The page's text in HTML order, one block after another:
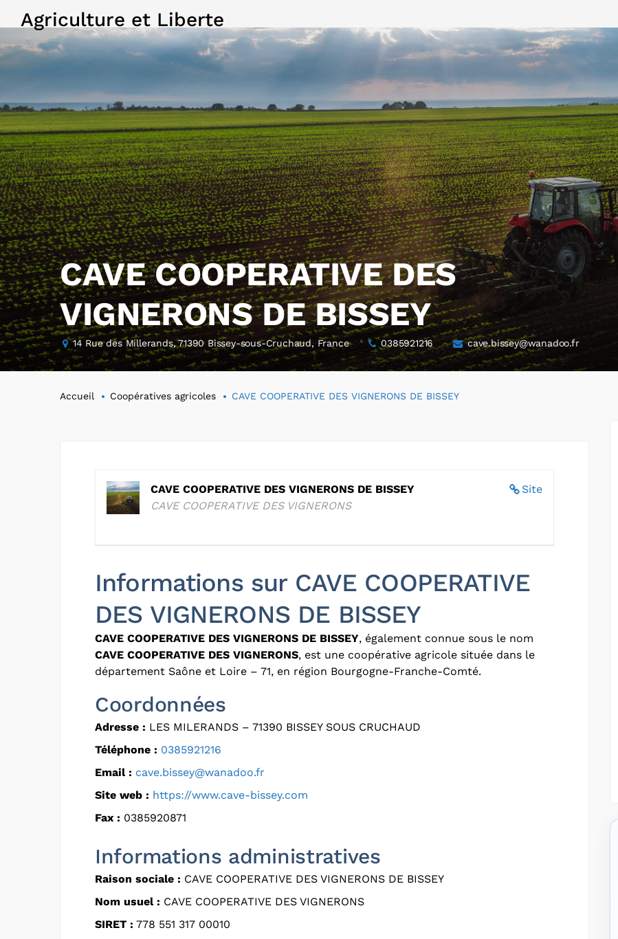
Agriculture et Liberte
CAVE COOPERATIVE DES
VIGNERONS DE BISSEY
14 Rue des Millerands, 71390 Bissey-sous-Cruchaud, France 0385921216 cave.bissey@wanadoo.fr
Accueil Coopératives agricoles CAVE COOPERATIVE DES VIGNERONS DE BISSEY
Site
CAVE COOPERATIVE DES VIGNERONS DE BISSEY
CAVE COOPERATIVE DES VIGNERONS
Informations sur CAVE COOPERATIVE
DES VIGNERONS DE BISSEY
CAVE COOPERATIVE DES VIGNERONS DE BISSEY, également connue sous le nom
CAVE COOPERATIVE DES VIGNERONS, est une coopérative agricole située dans le
département Saône et Loire – 71, en région Bourgogne-Franche-Comté.
Coordonnées
Adresse : LES MILERANDS – 71390 BISSEY SOUS CRUCHAUD
Téléphone : 0385921216
Email : cave.bissey@wanadoo.fr
Site web : https://www.cave-bissey.com
Fax : 0385920871
Informations administratives
Raison sociale : CAVE COOPERATIVE DES VIGNERONS DE BISSEY
Nom usuel : CAVE COOPERATIVE DES VIGNERONS
SIRET : 778 551 317 00010